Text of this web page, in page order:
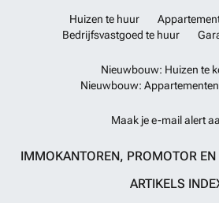
Huizen te huur
Bedrijfsvastgoed te huur
Nieuwbouw: Huizen te
Nieuwbouw:
Maak je e-mail alert
IMMOKANTOREN, PROMOTOR EN
ARTIKELS